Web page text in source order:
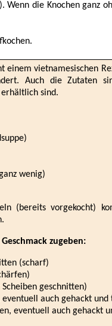
die Knochen ganz
einem vietnamesischen
Auch die Zutaten
sind.
wenig)
(bereits vorgekocht)
zugeben:
(scharf)
geschnitten)
auch gehackt
eventuell auch gehackt